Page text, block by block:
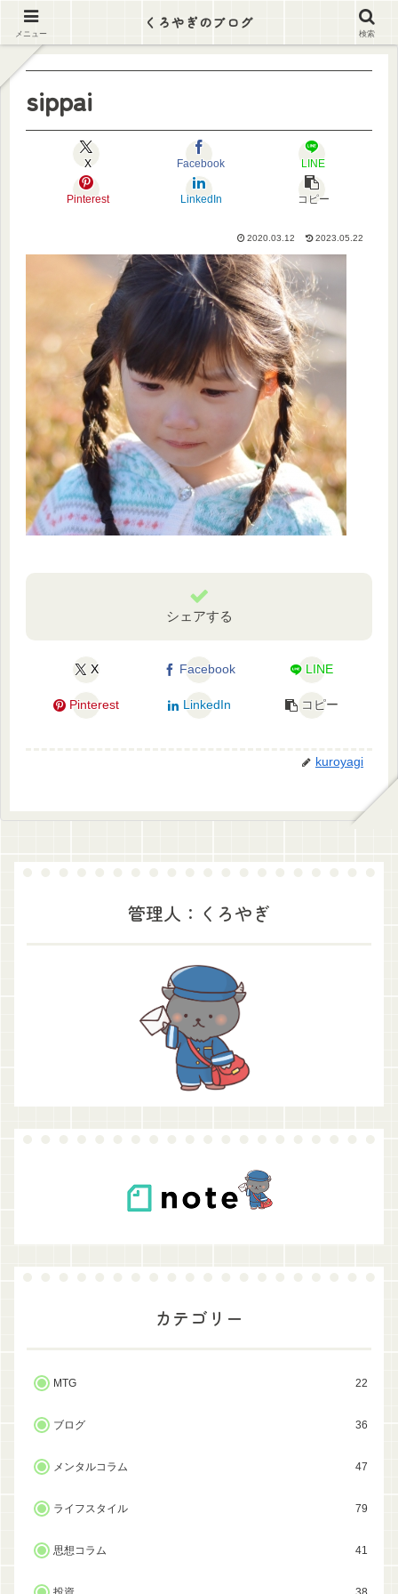
逃げ出そう この労働地獄から
sippai
X Facebook LINE
Pinterest LinkedIn コピー
2020.03.12 2023.05.22
シェアする
X Facebook LINE
Pinterest LinkedIn コピー
kuroyagi
管理人：くろやぎ
カテゴリー
MTG 22
ブログ 36
メンタルコラム 47
ライフスタイル 79
思想コラム 41
メニュー
くろやぎのブログ
検索